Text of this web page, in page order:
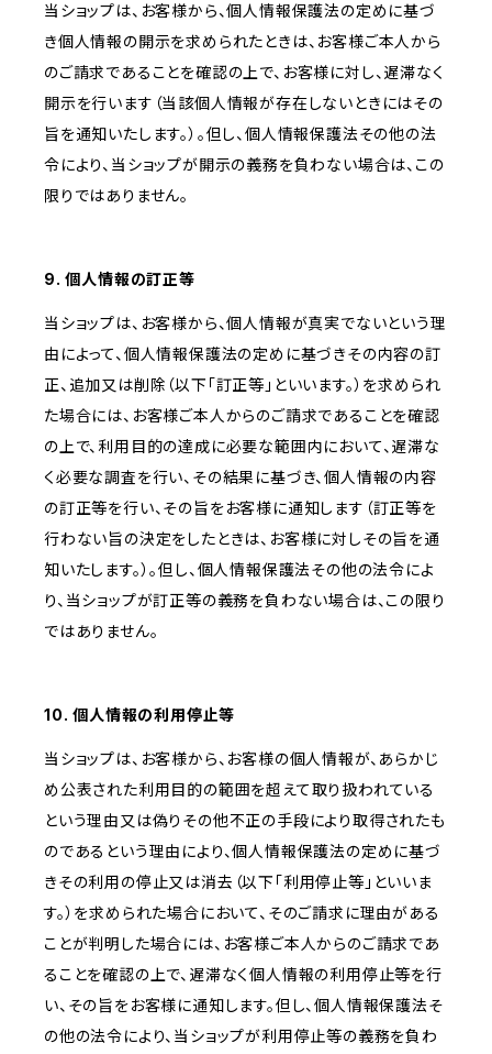
当ショップは、お客様から、個人情報保護法の定めに基づ
き個人情報の開示を求められたときは、お客様ご本人から
のご請求であることを確認の上で、お客様に対し、遅滞なく
開示を行います（当該個人情報が存在しないときにはその
旨を通知いたします。）。但し、個人情報保護法その他の法
令により、当ショップが開示の義務を負わない場合は、この
限りではありません。
9. 個人情報の訂正等
当ショップは、お客様から、個人情報が真実でないという理
由によって、個人情報保護法の定めに基づきその内容の訂
正、追加又は削除（以下「訂正等」といいます。）を求められ
た場合には、お客様ご本人からのご請求であることを確認
の上で、利用目的の達成に必要な範囲内において、遅滞な
く必要な調査を行い、その結果に基づき、個人情報の内容
の訂正等を行い、その旨をお客様に通知します（訂正等を
行わない旨の決定をしたときは、お客様に対しその旨を通
知いたします。）。但し、個人情報保護法その他の法令によ
り、当ショップが訂正等の義務を負わない場合は、この限り
ではありません。
10. 個人情報の利用停止等
当ショップは、お客様から、お客様の個人情報が、あらかじ
め公表された利用目的の範囲を超えて取り扱われている
という理由又は偽りその他不正の手段により取得されたも
のであるという理由により、個人情報保護法の定めに基づ
きその利用の停止又は消去（以下「利用停止等」といいま
す。）を求められた場合において、そのご請求に理由がある
ことが判明した場合には、お客様ご本人からのご請求であ
ることを確認の上で、遅滞なく個人情報の利用停止等を行
い、その旨をお客様に通知します。但し、個人情報保護法そ
の他の法令により、当ショップが利用停止等の義務を負わ